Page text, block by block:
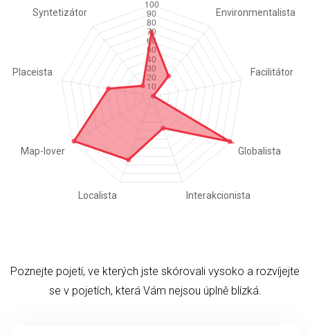
Poznejte pojetí, ve kterých jste skórovali vysoko a rozvíjejte
se v pojetích, která Vám nejsou úplně blízká.